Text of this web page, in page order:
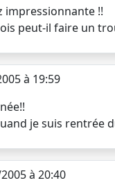
impressionnante !!
peut-il faire un
à 19:59
je suis rentrée
à 20:40